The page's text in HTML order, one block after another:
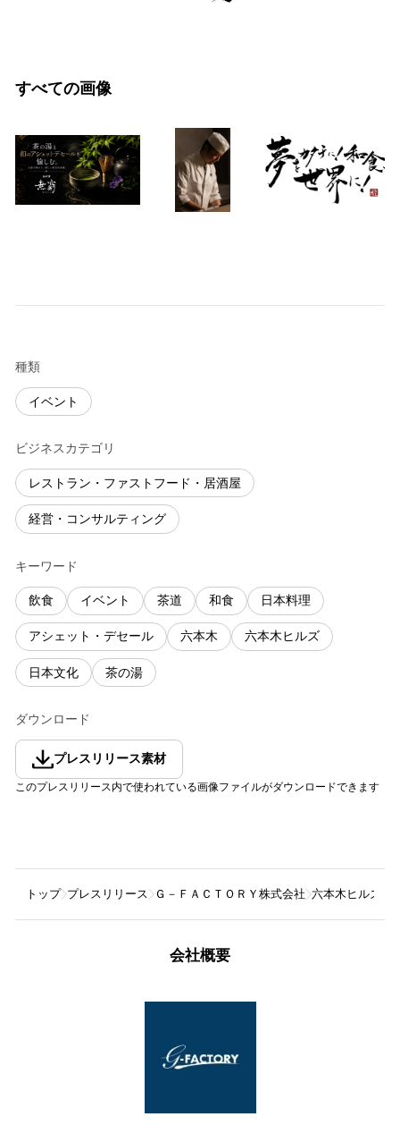
すべての画像
種類
イベント
ビジネスカテゴリ
レストラン・ファストフード・居酒屋
経営・コンサルティング
キーワード
飲食 イベント 茶道 和食 日本料理
アシェット・デセール 六本木 六本木ヒルズ
日本文化 茶の湯
ダウンロード
プレスリリース素材
このプレスリリース内で使われている画像ファイルがダウンロードできます
トップ プレスリリース Ｇ－ＦＡＣＴＯＲＹ株式会社 六本木ヒルズ「
会社概要